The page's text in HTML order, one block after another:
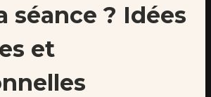
séance ? Idées
et